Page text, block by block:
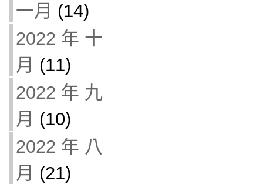
一月 (14)
2022 年 十
月 (11)
2022 年 九
月 (10)
2022 年 八
月 (21)